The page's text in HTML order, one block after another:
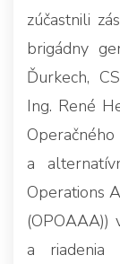
zúčastnili
brigádny
Ďurkech,
Ing. René
a
Operations
(OPOAAA))
a riadenia